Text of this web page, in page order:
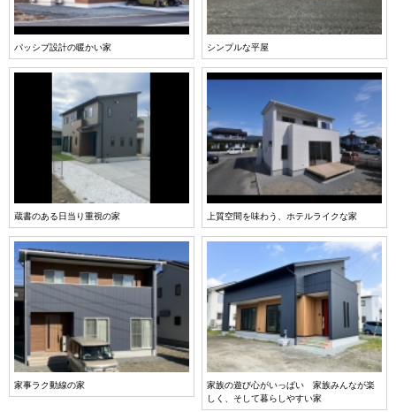
パッシブ設計の暖かい家 シンプルな平屋
蔵書のある日当り重視の家 上質空間を味わう、ホテルライクな家
家事ラク動線の家
家族の遊び心がいっぱい 家族みんなが楽
しく、そして暮らしやすい家